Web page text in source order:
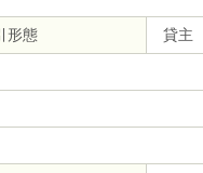
形態 貸主